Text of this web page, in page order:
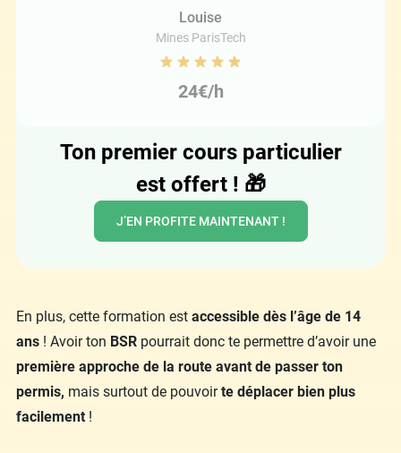
Louise
Mines ParisTech
24€/h
Ton premier cours particulier
est offert ! 🎁
J’EN PROFITE MAINTENANT !
En plus, cette formation est accessible dès l’âge de 14
ans ! Avoir ton BSR pourrait donc te permettre d’avoir une
première approche de la route avant de passer ton
permis, mais surtout de pouvoirte déplacer bien plus
facilement !